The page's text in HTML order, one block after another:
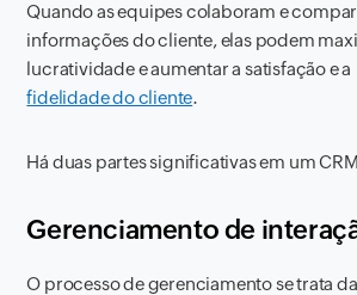
Quando as equipes colaboram e
informações do cliente, elas podem
lucratividade e aumentar a satisfação e a
fidelidade do cliente.
Há duas partes significativas em um
Gerenciamento de
O processo de gerenciamento se trata